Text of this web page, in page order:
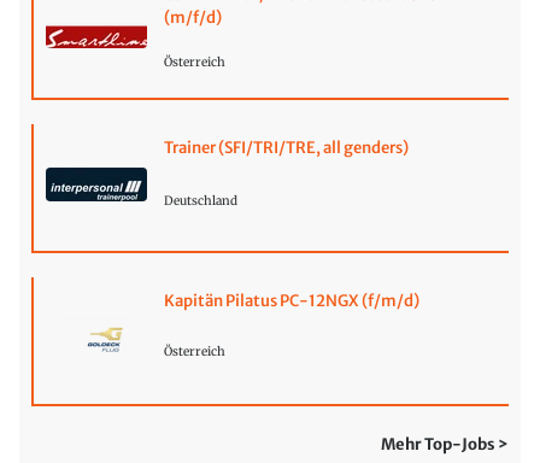
(m/f/d)
Österreich
Trainer (SFI/TRI/TRE, all genders)
Deutschland
Kapitän Pilatus PC-12NGX (f/m/d)
Österreich
Mehr Top-Jobs >